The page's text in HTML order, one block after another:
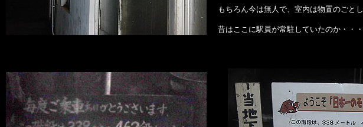
もちろん今は無人で、室内は物置のごとし
昔はここに駅員が常駐していたのか・・・